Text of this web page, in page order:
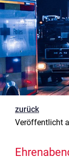
zurück
Veröffentlicht